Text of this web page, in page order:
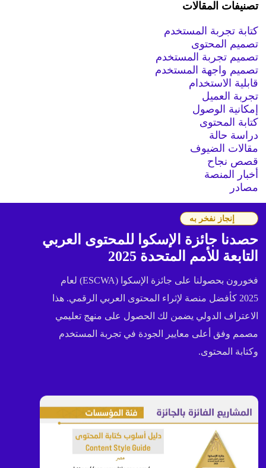
تصنيفات المقالات
كتابة تجربة المستخدم
تصميم المحتوى
تصميم تجربة المستخدم
تصميم واجهة المستخدم
قابلية الاستخدام
تجربة العميل
إمكانية الوصول
كتابة المحتوى
دراسة حالة
مقالات الضيوف
قصص نجاح
أخبار المنصة
مصادر
إنجاز نفخر به
حصدنا جائزة الإسكوا للمحتوى العربي
التابعة للأمم المتحدة 2025
فخورون بحصولنا على جائزة الإسكوا (ESCWA) لعام
2025 كأفضل منصة لإثراء المحتوى العربي الرقمي. هذا
الاعتراف الدولي يضمن لك الحصول على منهج تعليمي
مصمم وفق أعلى معايير الجودة في تجربة المستخدم
وكتابة المحتوى.